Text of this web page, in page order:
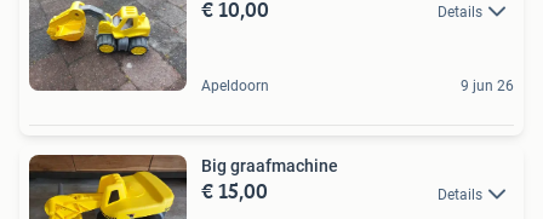
€ 10,00 Details
Apeldoorn 9 jun 26
Big graafmachine
€ 15,00 Details